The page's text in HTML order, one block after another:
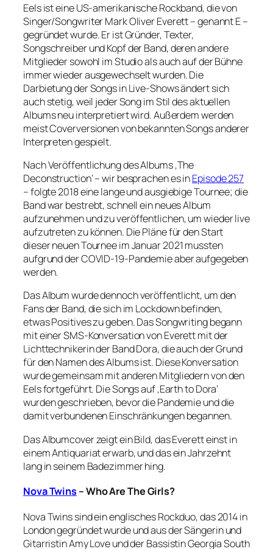
Eels ist eine US-amerikanische Rockband, die von
Singer/Songwriter Mark Oliver Everett – genannt E –
gegründet wurde. Er ist Gründer, Texter,
Songschreiber und Kopf der Band, deren andere
Mitglieder sowohl im Studio als auch auf der Bühne
immer wieder ausgewechselt wurden. Die
Darbietung der Songs in Live-Shows ändert sich
auch stetig, weil jeder Song im Stil des aktuellen
Albums neu interpretiert wird. Außerdem werden
meist Coverversionen von bekannten Songs anderer
Interpreten gespielt.
Nach Veröffentlichung des Albums ‚The
Deconstruction‘ – wir besprachen es inEpisode 257
– folgte 2018 eine lange und ausgiebige Tournee; die
Band war bestrebt, schnell ein neues Album
aufzunehmen und zu veröffentlichen, um wieder live
aufzutreten zu können. Die Pläne für den Start
dieser neuen Tournee im Januar 2021 mussten
aufgrund der COVID-19-Pandemie aber aufgegeben
werden.
Das Album wurde dennoch veröffentlicht, um den
Fans der Band, die sich im Lockdown befinden,
etwas Positives zu geben. Das Songwriting begann
mit einer SMS-Konversation von Everett mit der
Lichttechnikerin der Band Dora, die auch der Grund
für den Namen des Albums ist. Diese Konversation
wurde gemeinsam mit anderen Mitgliedern von den
Eels fortgeführt. Die Songs auf ‚Earth to Dora‘
wurden geschrieben, bevor die Pandemie und die
damit verbundenen Einschränkungen begannen.
Das Albumcover zeigt ein Bild, das Everett einst in
einem Antiquariat erwarb, und das ein Jahrzehnt
lang in seinem Badezimmer hing.
Nova Twins– Who Are The Girls?
Nova Twins sind ein englisches Rockduo, das 2014 in
London gegründet wurde und aus der Sängerin und
Gitarristin Amy Love und der Bassistin Georgia South